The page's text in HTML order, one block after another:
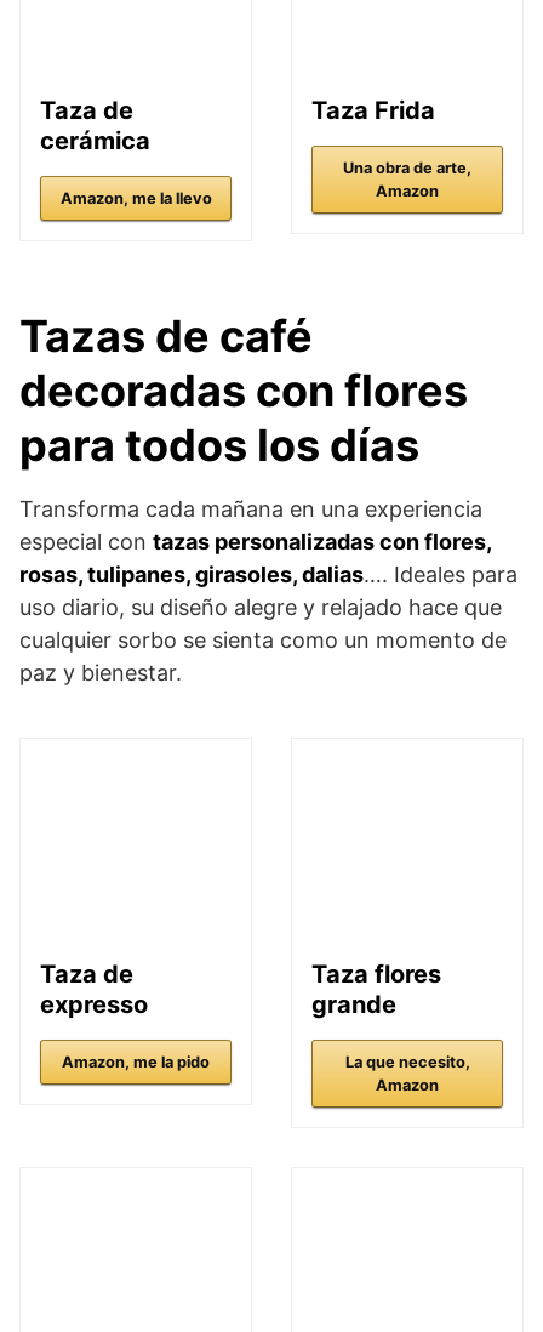
Taza de
cerámica
Amazon, me la llevo
Taza Frida
Una obra de arte,
Amazon
Tazas de café
decoradas con flores
para todos los días
Transforma cada mañana en una experiencia
especial con tazas personalizadas con flores,
rosas, tulipanes, girasoles, dalias…. Ideales para
uso diario, su diseño alegre y relajado hace que
cualquier sorbo se sienta como un momento de
paz y bienestar.
Taza de
expresso
Amazon, me la pido
Taza flores
grande
La que necesito,
Amazon